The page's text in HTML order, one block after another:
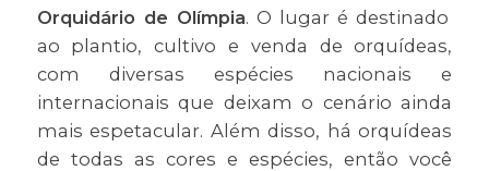
Orquidário de Olímpia. O lugar é destinado
ao plantio, cultivo e venda de orquídeas,
com diversas espécies nacionais e
internacionais que deixam o cenário ainda
mais espetacular. Além disso, há orquídeas
de todas as cores e espécies, então você